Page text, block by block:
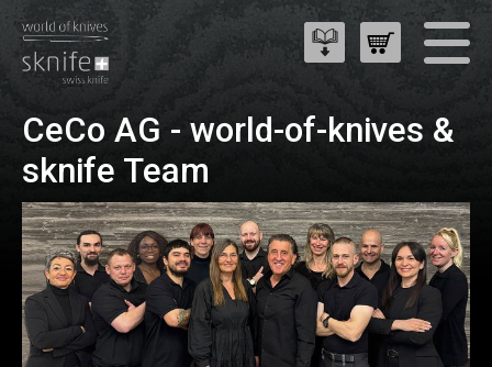
CeCo AG - world-of-knives &
sknife Team